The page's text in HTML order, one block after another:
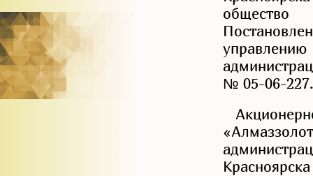
№ 05-06-227.